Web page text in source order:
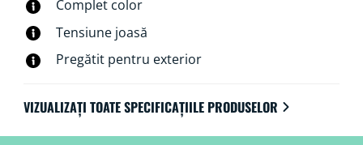
Complet color
Tensiune joasă
Pregătit pentru exterior
VIZUALIZAȚI TOATE SPECIFICAȚIILE PRODUSELOR